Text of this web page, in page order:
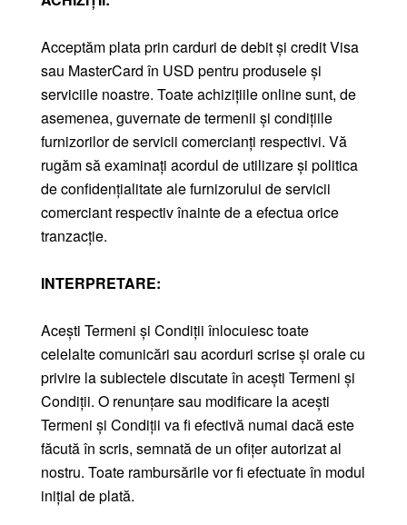
Acceptăm plata prin carduri de debit și credit Visa
sau MasterCard în USD pentru produsele și
serviciile noastre. Toate achizițiile online sunt, de
asemenea, guvernate de termenii și condițiile
furnizorilor de servicii comercianți respectivi. Vă
rugăm să examinați acordul de utilizare și politica
de confidențialitate ale furnizorului de servicii
comerciant respectiv înainte de a efectua orice
tranzacție.
INTERPRETARE:
Acești Termeni și Condiții înlocuiesc toate
celelalte comunicări sau acorduri scrise și orale cu
privire la subiectele discutate în acești Termeni și
Condiții. O renunțare sau modificare la acești
Termeni și Condiții va fi efectivă numai dacă este
făcută în scris, semnată de un ofițer autorizat al
nostru. Toate rambursările vor fi efectuate în modul
inițial de plată.